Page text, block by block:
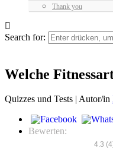
Thank you
Search for:
Welche
Quizzes und Tests | Autor/in
Bewerten:
4.3 (4